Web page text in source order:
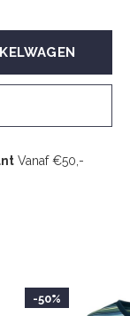
Vanaf €50,-
-50%